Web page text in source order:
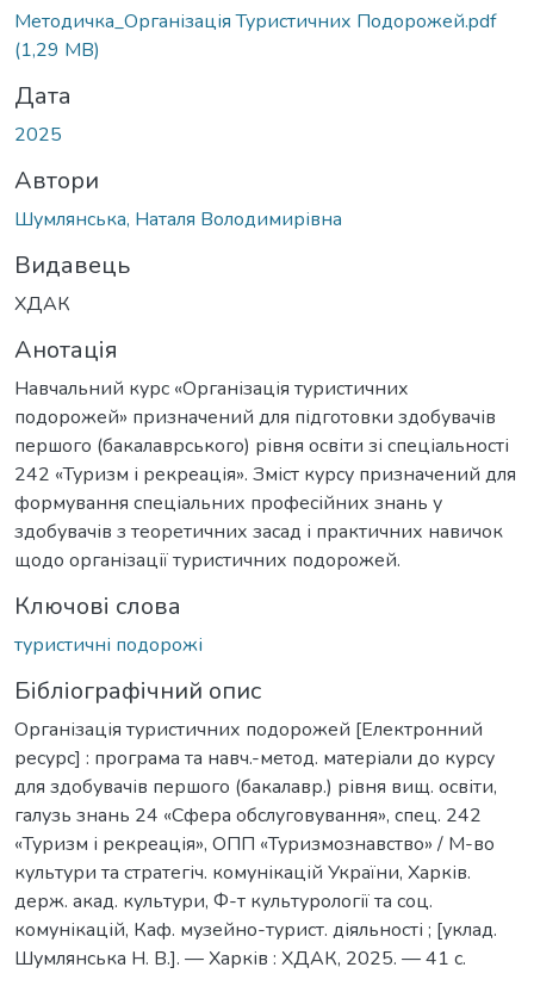
Методичка_Організація Туристичних Подорожей.pdf
(1,29 MB)
Дата
2025
Автори
Шумлянська, Наталя Володимирівна
Видавець
ХДАК
Анотація
Навчальний курс «Організація туристичних
подорожей» призначений для підготовки здобувачів
першого (бакалаврського) рівня освіти зі спеціальності
242 «Туризм і рекреація». Зміст курсу призначений для
формування спеціальних професійних знань у
здобувачів з теоретичних засад і практичних навичок
щодо організації туристичних подорожей.
Ключові слова
туристичні подорожі
Бібліографічний опис
Організація туристичних подорожей [Електронний
ресурс] : програма та навч.-метод. матеріали до курсу
для здобувачів першого (бакалавр.) рівня вищ. освіти,
галузь знань 24 «Сфера обслуговування», спец. 242
«Туризм і рекреація», ОПП «Туризмознавство» / М-во
культури та стратегіч. комунікацій України, Харків.
держ. акад. культури, Ф-т культурології та соц.
комунікацій, Каф. музейно-турист. діяльності ; [уклад.
Шумлянська Н. В.]. — Харків : ХДАК, 2025. — 41 с.